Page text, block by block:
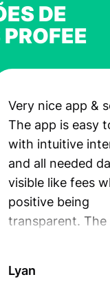
DE
Very nice app &
The app is easy
with intuitive
and all needed
visible like fees
positive being
transparent. The
the exchange
Lyan